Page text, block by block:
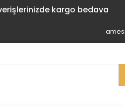
kargo bedava